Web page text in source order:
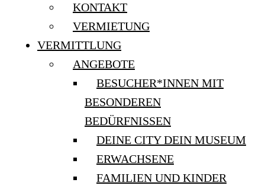
KONTAKT
VERMIETUNG
VERMITTLUNG
ANGEBOTE
BESUCHER*INNEN MIT
BESONDEREN
BEDÜRFNISSEN
DEINE CITY DEIN MUSEUM
ERWACHSENE
FAMILIEN UND KINDER